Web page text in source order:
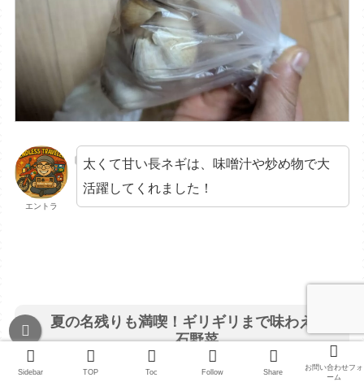
エントラ
太くて甘い長ネギは、味噌汁や炒め物で大
活躍してくれました！
夏の名残りも満喫！ギリギリまで味わえた宝
石野菜
Sidebar TOP Toc Follow Share
お問い合わせフォ
ーム